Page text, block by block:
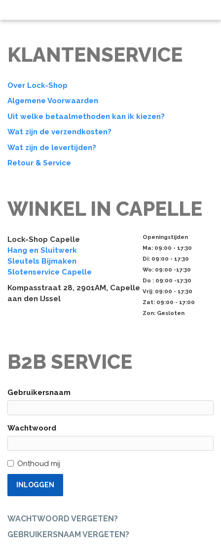
KLANTENSERVICE
Over Lock-Shop
Algemene Voorwaarden
Uit welke betaalmethoden kan ik kiezen?
Wat zijn de verzendkosten?
Wat zijn de levertijden?
Retour & Service
WINKEL IN CAPELLE
Lock-Shop Capelle
Hang en Sluitwerk
Sleutels Bijmaken
Slotenservice Capelle
Kompasstraat 28, 2901AM, Capelle
aan den IJssel
Openingstijden
Ma: 09:00 - 17:30
Di: 09:00 - 17:30
Wo: 09:00 -17:30
Do : 09:00 -17:30
Vrij: 09:00 - 17:30
Zat: 09:00 - 17:00
Zon: Gesloten
B2B SERVICE
Gebruikersnaam
Wachtwoord
Onthoud mij
INLOGGEN
WACHTWOORD VERGETEN?
GEBRUIKERSNAAM VERGETEN?